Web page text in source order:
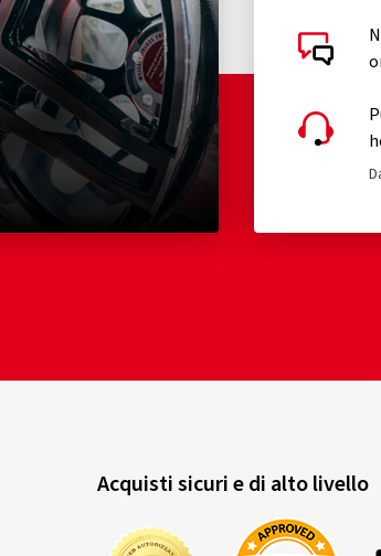
Acquisti sicuri e di alto livello